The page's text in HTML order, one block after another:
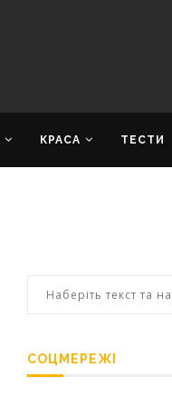
КРАСА ТЕСТИ
СОЦМЕРЕЖІ